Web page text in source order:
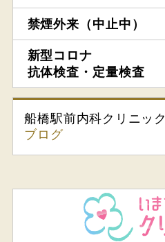
禁煙外来（中止中）
新型コロナ
抗体検査・定量検査
船橋駅前内科クリニック
ブログ